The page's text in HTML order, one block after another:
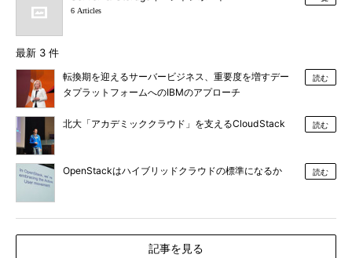
6 Articles
最新 3 件
転換期を迎えるサーバービジネス、重要度を増すデー
タプラットフォームへのIBMのアプローチ
読む
北大「アカデミッククラウド」を支えるCloudStack 読む
OpenStackはハイブリッドクラウドの標準になるか 読む
記事を見る